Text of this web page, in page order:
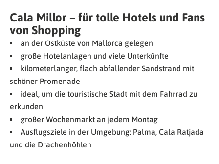
Cala Millor – für tolle Hotels und Fans
von Shopping
an der Ostküste von Mallorca gelegen
große Hotelanlagen und viele Unterkünfte
kilometerlanger, flach abfallender Sandstrand mit
schöner Promenade
ideal, um die touristische Stadt mit dem Fahrrad zu
erkunden
großer Wochenmarkt an jedem Montag
Ausflugsziele in der Umgebung: Palma, Cala Ratjada
und die Drachenhöhlen